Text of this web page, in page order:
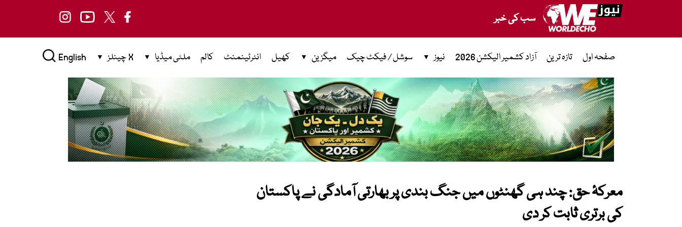
سب کی خبر
صفحہ اول تازہ ترین آزاد کشمیر الیکشن 2026 نیوز سوشل / فیکٹ چیک میگزین کھیل انٹرٹینمنٹ کالم ملٹی میڈیا X چینلز English
معرکۂ حق: چند ہی گھنٹوں میں جنگ بندی پر بھارتی آمادگی نے پاکستان
کی برتری ثابت کر دی